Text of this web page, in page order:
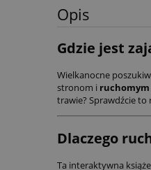
Opis
Gdzie jest
Wielkanocne
stronom i
trawie? Sprawdźcie to
Dlaczego
Ta interaktywna